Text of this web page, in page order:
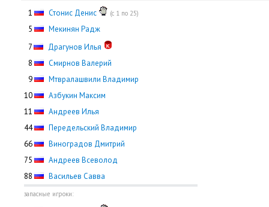
1 Стонис Денис (с 1 по 25)
5
Мекинян Радж
7
Драгунов Илья
8
Смирнов Валерий
9
Мтвралашвили Владимир
10
Азбукин Максим
11
Андреев Илья
44
Передельский Владимир
66
Виноградов Дмитрий
75
Андреев Всеволод
88
Васильев Савва
запасные игроки: